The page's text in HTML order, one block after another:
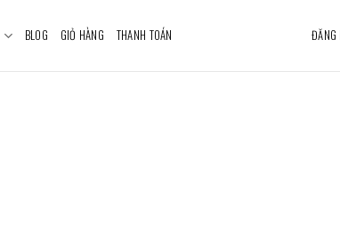
BLOG GIỎ HÀNG THANH TOÁN ĐĂNG